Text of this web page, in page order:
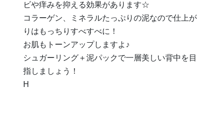
ビや痒みを抑える効果があります☆
コラーゲン、ミネラルたっぷりの泥なので仕上が
りはもっちりすべすべに！
お肌もトーンアップしますよ♪
シュガーリング＋泥パックで一層美しい背中を目
指しましょう！
H